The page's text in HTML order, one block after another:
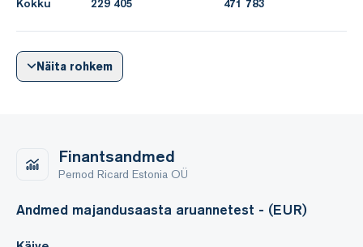
Näita rohkem
Finantsandmed
Pernod Ricard Estonia OÜ
Andmed majandusaasta aruannetest - (EUR)